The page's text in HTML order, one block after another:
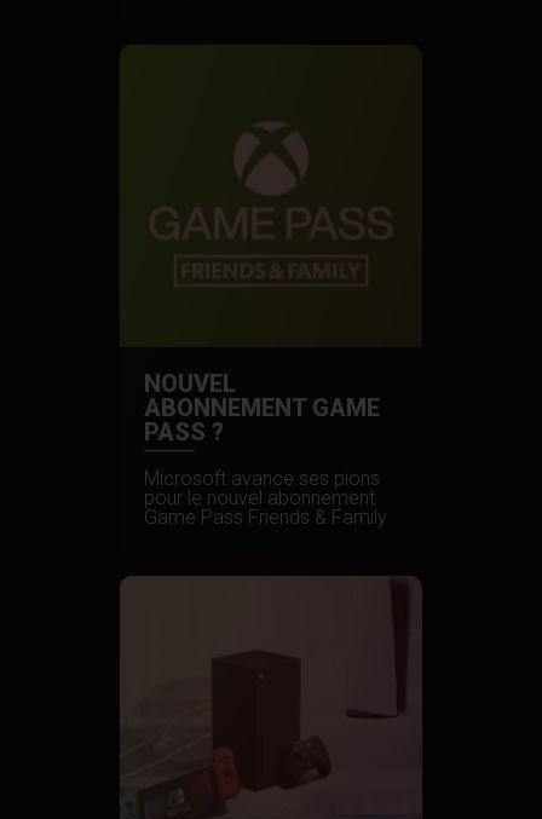
NOUVEL
ABONNEMENT GAME
PASS ?
Microsoft avance ses pions
pour le nouvel abonnement
Game Pass Friends & Family